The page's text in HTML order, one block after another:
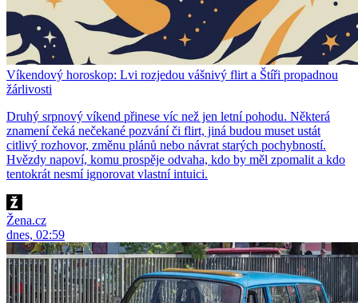
Víkendový horoskop: Lvi rozjedou vášnivý flirt a Štíři propadnou
žárlivosti
Druhý srpnový víkend přinese víc než jen letní pohodu. Některá
znamení čeká nečekané pozvání či flirt, jiná budou muset ustát
citlivý rozhovor, změnu plánů nebo návrat starých pochybností.
Hvězdy napoví, komu prospěje odvaha, kdo by měl zpomalit a kdo
tentokrát nesmí ignorovat vlastní intuici.
Žena.cz
dnes, 02:59